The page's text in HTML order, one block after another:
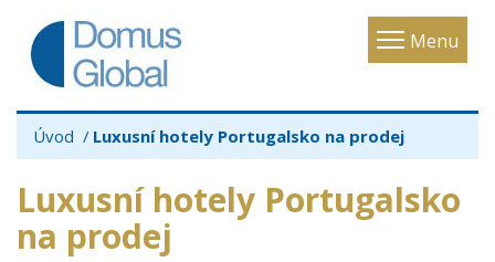
Menu
Toggle
Úvod Luxusní hotely Portugalsko na prodej
Luxusní hotely Portugalsko
na prodej